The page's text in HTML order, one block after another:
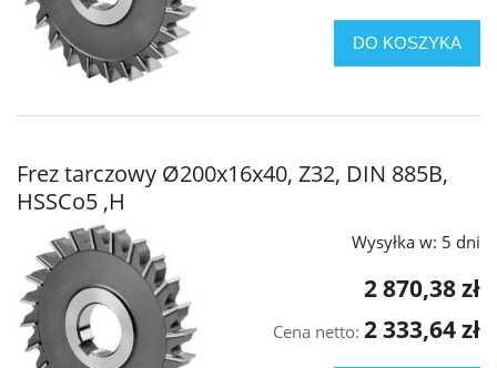
DO KOSZYKA
Frez tarczowy Ø200x16x40, Z32, DIN 885B,
HSSCo5 ,H
Wysyłka w: 5 dni
2 870,38 zł
Cena netto: 2 333,64 zł